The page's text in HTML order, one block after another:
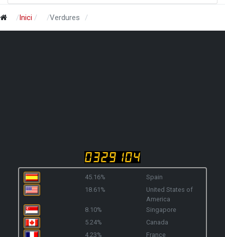
Inici Verdures
45.16%
Spain
18.61%
United States of
America
8.10%
Singapore
5.24%
Canada
4.23%
France